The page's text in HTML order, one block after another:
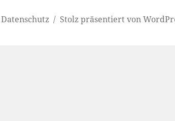
Datenschutz Stolz präsentiert von